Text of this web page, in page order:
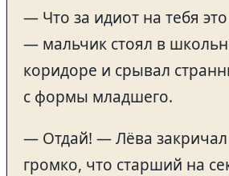
— Что за идиот на тебя
— мальчик стоял в
коридоре и срывал
с формы младшего.
— Отдай! — Лёва закричал
громко, что старший на